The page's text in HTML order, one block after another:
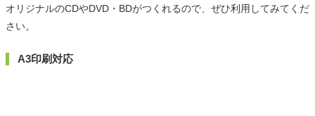
オリジナルのCDやDVD・BDがつくれるので、ぜひ利用してみてくだ
さい。
A3印刷対応